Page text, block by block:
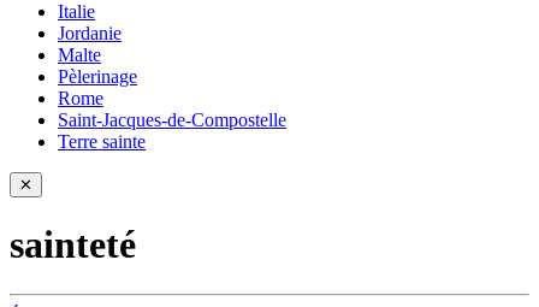
Italie
Jordanie
Malte
Pèlerinage
Rome
Saint-Jacques-de-Compostelle
Terre sainte
✕
sainteté